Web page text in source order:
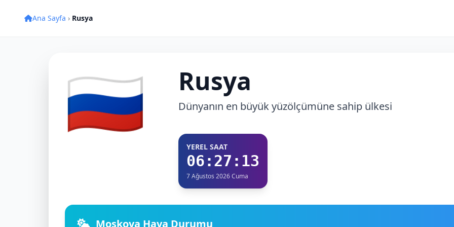
Ana Sayfa › Rusya
🇷🇺 Rusya
Dünyanın en büyük yüzölçümüne sahip ülkesi
YEREL SAAT
06:27:14
7 Ağustos 2026 Cuma
Moskova Hava Durumu